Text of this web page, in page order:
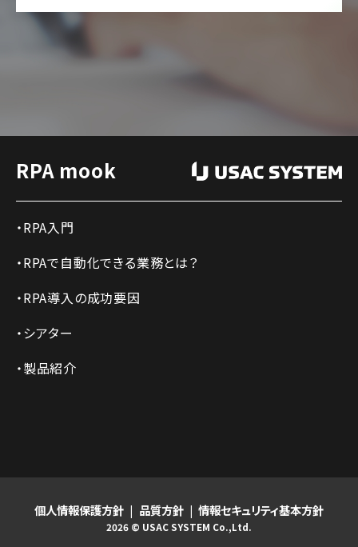
RPA mook
RPA入門
RPAで自動化できる業務とは？
RPA導入の成功要因
シアター
製品紹介
個人情報保護方針 品質方針 情報セキュリティ基本方針
2026 © USAC SYSTEM Co.,Ltd.